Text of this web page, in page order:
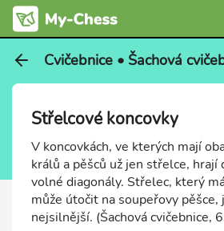
Cvičebnice • Šachová
Střelcové koncovky
V koncovkách, ve kterých mají
králů a pěšců už jen střelce,
volné diagonály. Střelec, který
může útočit na soupeřovy pěšce,
nejsilnější. (Šachová cvičebnice,